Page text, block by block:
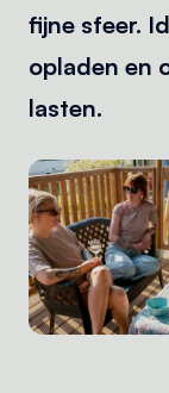
fijne sfeer.
opladen en
lasten.